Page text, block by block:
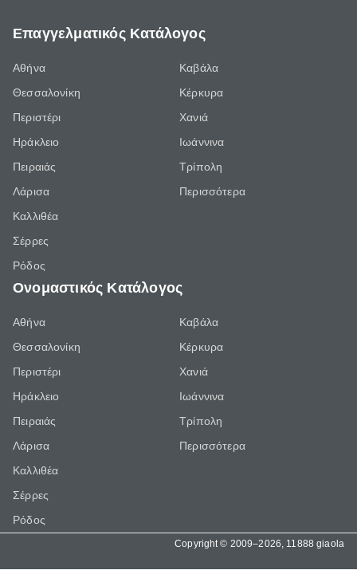
Επαγγελματικός Κατάλογος
Αθήνα
Θεσσαλονίκη
Περιστέρι
Ηράκλειο
Πειραιάς
Λάρισα
Καλλιθέα
Σέρρες
Ρόδος
Καβάλα
Κέρκυρα
Χανιά
Ιωάννινα
Τρίπολη
Περισσότερα
Ονομαστικός Κατάλογος
Αθήνα
Θεσσαλονίκη
Περιστέρι
Ηράκλειο
Πειραιάς
Λάρισα
Καλλιθέα
Σέρρες
Ρόδος
Καβάλα
Κέρκυρα
Χανιά
Ιωάννινα
Τρίπολη
Περισσότερα
Copyright © 2009–2026, 11888 giaola